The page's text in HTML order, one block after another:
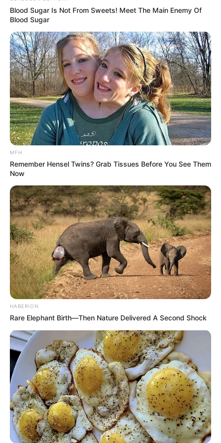
Tinggi, Berat & Penampilan Fisik
Tinggi: 168 cm
Berat: – kg
Golongan Darah: –
Warna Rambut: Hitam
Warna Mata: Hitam
Warna Kulit: –
Ukuran Tubuh: 34-26-35 (Lingkar Dada 34, Lingkar Pinggang
26, dan Lingkar Pinggul 35 inci)
Ukuran Sepatu: –
Ukuran Baju: –
Pendidikan
–
Keluarga
Ayah: –
Ibu: –
Saudara Laki-laki: –
Saudara Perempuan: –
Pacar
–
Kekayaan
Total kekayaan Yanisa Samohom diperkirakan sebanyak 100 ribu-
1 juta dollar atau 1,6 miliar-16 miliar rupiah. Kekayaannya berasal
dari kariernya sebagai selebgram, model, bintang OnlyFans dan
Blood Sugar Is Not From Sweets! Meet The Main Enemy Of
Blood Sugar
MFH
Remember Hensel Twins? Grab Tissues Before You See Them
Now
HABERION
Rare Elephant Birth—Then Nature Delivered A Second Shock